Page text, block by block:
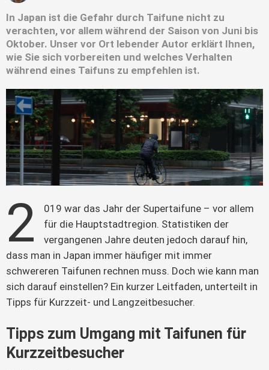
In Japan ist die Gefahr durch Taifune nicht zu
verachten, vor allem während der Saison von Juni bis
Oktober. Unser vor Ort lebender Autor erklärt Ihnen,
wie Sie sich vorbereiten und welches Verhalten
während eines Taifuns zu empfehlen ist.
2
019 war das Jahr der Supertaifune – vor allem
für die Hauptstadtregion. Statistiken der
vergangenen Jahre deuten jedoch darauf hin,
dass man in Japan immer häufiger mit immer
schwereren Taifunen rechnen muss. Doch wie kann man
sich darauf einstellen? Ein kurzer Leitfaden, unterteilt in
Tipps für Kurzzeit- und Langzeitbesucher.
Tipps zum Umgang mit Taifunen für
Kurzzeitbesucher